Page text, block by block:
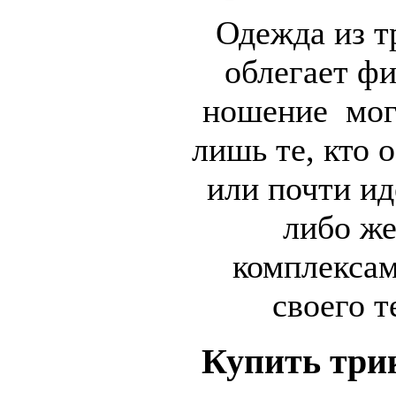
Одежда из
облегает
ношение
лишь те, кто
или почти
либо
своего
Купить